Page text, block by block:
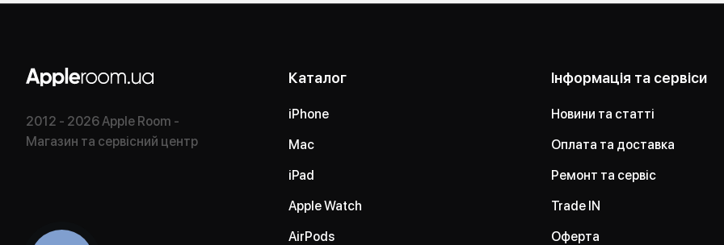
2012 - 2026 Apple Room -
Магазин та сервісний центр
Каталог
iPhone
Mac
iPad
Apple Watch
AirPods
Інформація та сервіси
Новини та статті
Оплата та доставка
Ремонт та сервіс
Trade IN
Оферта